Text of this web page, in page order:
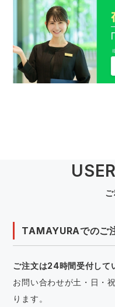
TAMAYURAでのご
ご注文は24時間受付して
お問い合わせが土・日・
ります。